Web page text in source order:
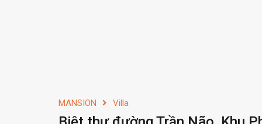
MANSION Villa